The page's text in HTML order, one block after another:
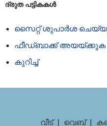
ദ്രുത പട്ടികകൾ
സൈറ്റ് ശുപാർശ
ഫീഡ്‌ബാക്ക് അയയ്‌ക്കുക
കുറിച്ച്
വീട് വെബ്